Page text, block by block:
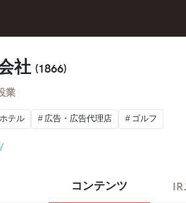
社 (1866)
業
ホテル 広告・広告代理店 ゴルフ
コンテンツ